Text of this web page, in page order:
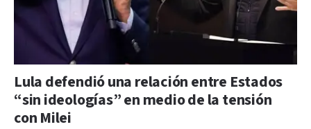
Lula defendió una relación entre Estados
“sin ideologías” en medio de la tensión
con Milei